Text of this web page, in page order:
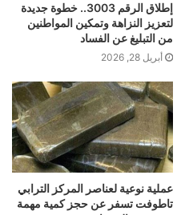
إطلاق الرقم 3003.. خطوة جديدة
لتعزيز النزاهة وتمكين المواطنين
من التبليغ عن الفساد
أبريل 28, 2026
عملية نوعية لعناصر المركز الترابي
تاطوفت تسفر عن حجز كمية مهمة